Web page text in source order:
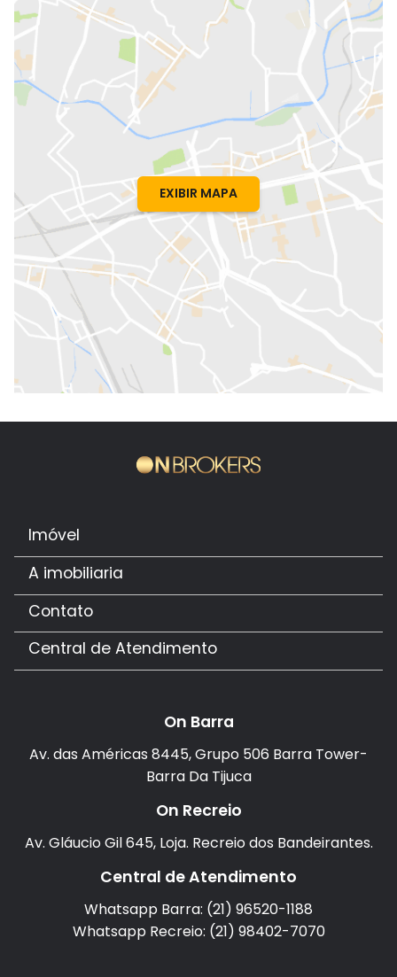
EXIBIR MAPA
Imóvel
A imobiliaria
Contato
Central de Atendimento
On Barra
Av. das Américas 8445, Grupo 506 Barra Tower-
Barra Da Tijuca
On Recreio
Av. Gláucio Gil 645, Loja. Recreio dos Bandeirantes.
Central de Atendimento
Whatsapp Barra: (21) 96520-1188
Whatsapp Recreio: (21) 98402-7070